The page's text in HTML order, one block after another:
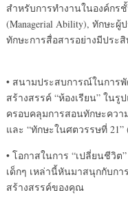
สำหรับการทำงานในองค์กร
(Managerial Ability), ทักษะผู้
ทักษะการสื่อสารอย่างมีประสิ
• สนามประสบการณ์ในการ
สร้างสรรค์ “ห้องเรียน” ในรู
ครอบคลุมการสอนทักษะความ
และ “ทักษะในศตวรรษที่ 21”
• โอกาสในการ “เปลี่ยนชีวิต
เด็กๆ เหล่านี้หันมาสนุกกับกา
สร้างสรรค์ของคุณ